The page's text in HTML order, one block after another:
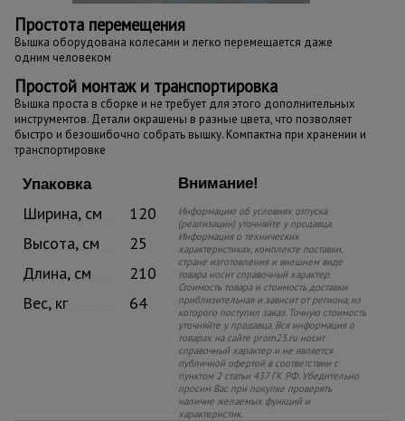
Простота перемещения
Вышка оборудована колесами и легко перемещается даже
одним человеком
Простой монтаж и транспортировка
Вышка проста в сборке и не требует для этого дополнительных
инструментов. Детали окрашены в разные цвета, что позволяет
быстро и безошибочно собрать вышку. Компактна при хранении и
транспортировке
Упаковка
Ширина, см
120
Высота, см
25
Длина, см
210
Вес, кг
64
Внимание!
Информацию об условиях отпуска
(реализации) уточняйте у продавца.
Информация о технических
характеристиках, комплекте поставки,
стране изготовления и внешнем виде
товара носит справочный характер.
Стоимость товара и стоимость доставки
приблизительная и зависит от региона, из
которого поступил заказ. Точную стоимость
уточняйте у продавца. Вся информация о
товарах на сайте prom23.ru носит
справочный характер и не является
публичной офертой в соответствии с
пунктом 2 статьи 437 ГК РФ. Убедительно
просим Вас при покупке проверять
наличие желаемых функций и
характеристик.